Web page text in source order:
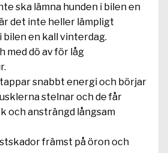
ska lämna hunden i bilen en
det inte heller lämpligt
bilen en kall vinterdag.
med dö av för låg
snabbt energi och börjar
stelnar och de får
och ansträngd långsam
främst på öron och